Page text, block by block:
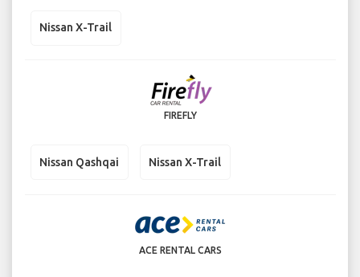
Nissan X-Trail
FIREFLY
Nissan Qashqai Nissan X-Trail
ACE RENTAL CARS